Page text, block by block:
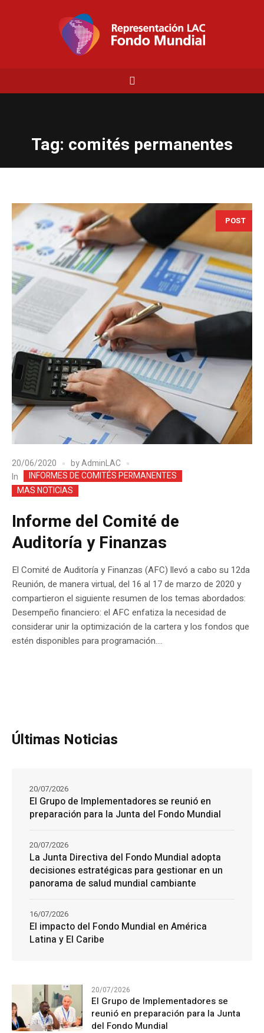
Tag: comités permanentes
POST
20/06/2020 byAdminLAC
In
INFORMES DE COMITÉS PERMANENTES
MAS NOTICIAS
Informe del Comité de
Auditoría y Finanzas
El Comité de Auditoría y Finanzas (AFC) llevó a cabo su 12da
Reunión, de manera virtual, del 16 al 17 de marzo de 2020 y
compartieron el siguiente resumen de los temas abordados:
Desempeño financiero: el AFC enfatiza la necesidad de
considerar unir la optimización de la cartera y los fondos que
estén disponibles para programación....
Últimas Noticias
El Grupo de Implementadores se reunió en
preparación para la Junta del Fondo Mundial
20/07/2026
La Junta Directiva del Fondo Mundial adopta
decisiones estratégicas para gestionar en un
panorama de salud mundial cambiante
20/07/2026
El impacto del Fondo Mundial en América
Latina y El Caribe
16/07/2026
20/07/2026
El Grupo de Implementadores se
reunió en preparación para la Junta
del Fondo Mundial